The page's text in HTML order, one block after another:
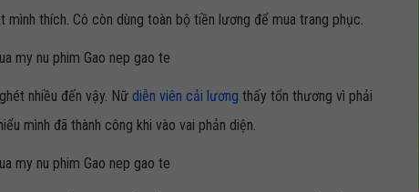
thích. Cô còn dùng toàn bộ tiền lương để mua trang phục.
nhiều đến vậy. Nữ diễn viên cải lương thấy tổn thương vì phải
mình đã thành công khi vào vai phản diện.